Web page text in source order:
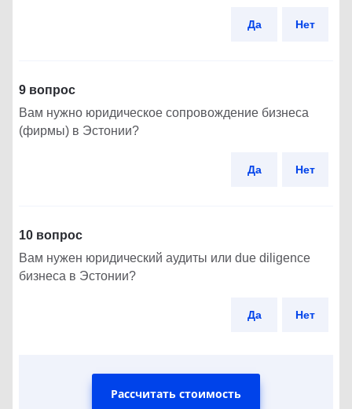
Да Нет
9 вопрос
Вам нужно юридическое сопровождение бизнеса
(фирмы) в Эстонии?
Да Нет
10 вопрос
Вам нужен юридический аудиты или due diligence
бизнеса в Эстонии?
Да Нет
Рассчитать стоимость